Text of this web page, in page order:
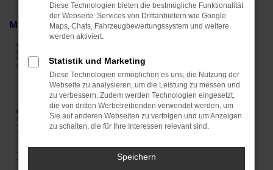
Mitarbeiter in der Logistik (m/w/d):
Diese Technologien bieten die bestmögliche Funktionalität
der Webseite. Services von Drittanbietern wie Google
Maps, Chats, Fahrzeugbewertungssystem und weitere
werden aktiviert.
Statistik und Marketing
Diese Technologien ermöglichen es uns, die Nutzung der
Webseite zu analysieren, um die Leistung zu messen und
zu verbessern. Zudem werden Technologien eingesetzt,
die von dritten Werbetreibenden verwendet werden, um
Sie auf anderen Webseiten zu verfolgen und um Anzeigen
zu schalten, die für Ihre Interessen relevant sind.
Speichern